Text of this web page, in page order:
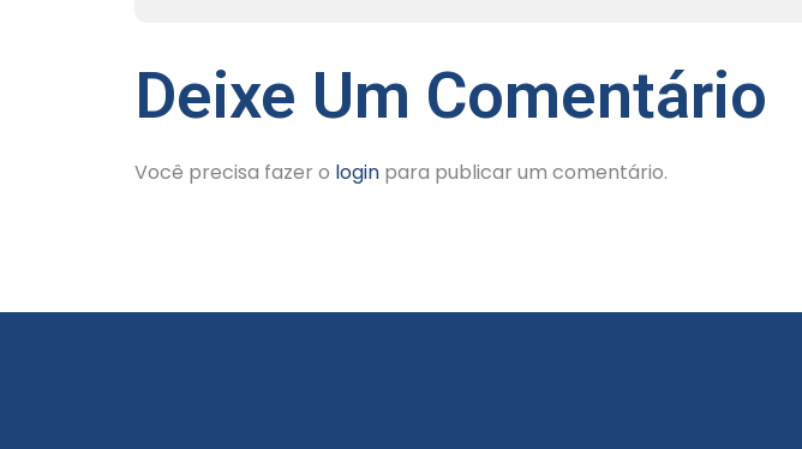
Deixe Um Comentário
Você precisa fazer o login para publicar um comentário.